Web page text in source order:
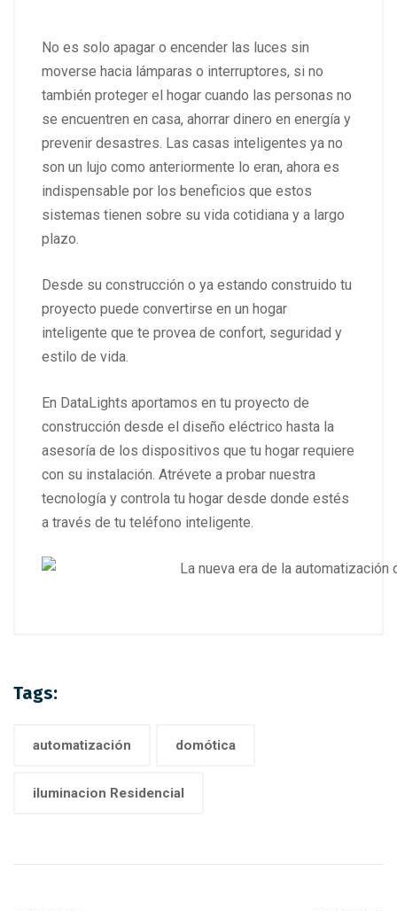
No es solo apagar o encender las luces sin
moverse hacia lámparas o interruptores, si no
también proteger el hogar cuando las personas no
se encuentren en casa, ahorrar dinero en energía y
prevenir desastres. Las casas inteligentes ya no
son un lujo como anteriormente lo eran, ahora es
indispensable por los beneficios que estos
sistemas tienen sobre su vida cotidiana y a largo
plazo.
Desde su construcción o ya estando construido tu
proyecto puede convertirse en un hogar
inteligente que te provea de confort, seguridad y
estilo de vida.
En DataLights aportamos en tu proyecto de
construcción desde el diseño eléctrico hasta la
asesoría de los dispositivos que tu hogar requiere
con su instalación. Atrévete a probar nuestra
tecnología y controla tu hogar desde donde estés
a través de tu teléfono inteligente.
Tags:
automatización domótica
iluminacion Residencial